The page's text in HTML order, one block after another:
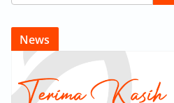
News